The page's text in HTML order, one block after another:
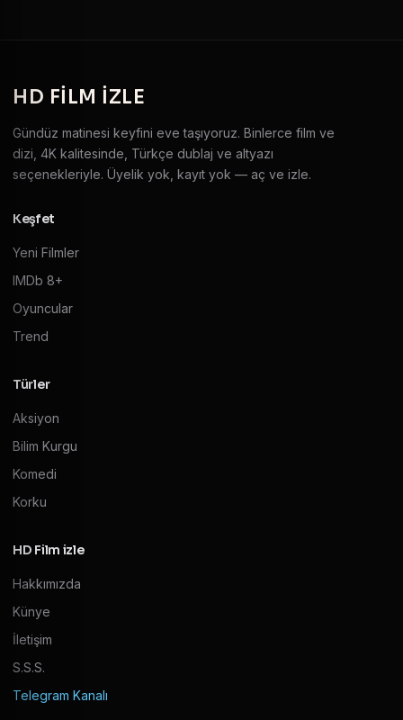
HD FILM IZLE
Gündüz matinesi keyfini eve taşıyoruz. Binlerce film ve
dizi, 4K kalitesinde, Türkçe dublaj ve altyazı
seçenekleriyle. Üyelik yok, kayıt yok — aç ve izle.
Keşfet
Yeni Filmler
IMDb 8+
Oyuncular
Trend
Türler
Aksiyon
Bilim Kurgu
Komedi
Korku
HD Film izle
Hakkımızda
Künye
İletişim
S.S.S.
Telegram Kanalı